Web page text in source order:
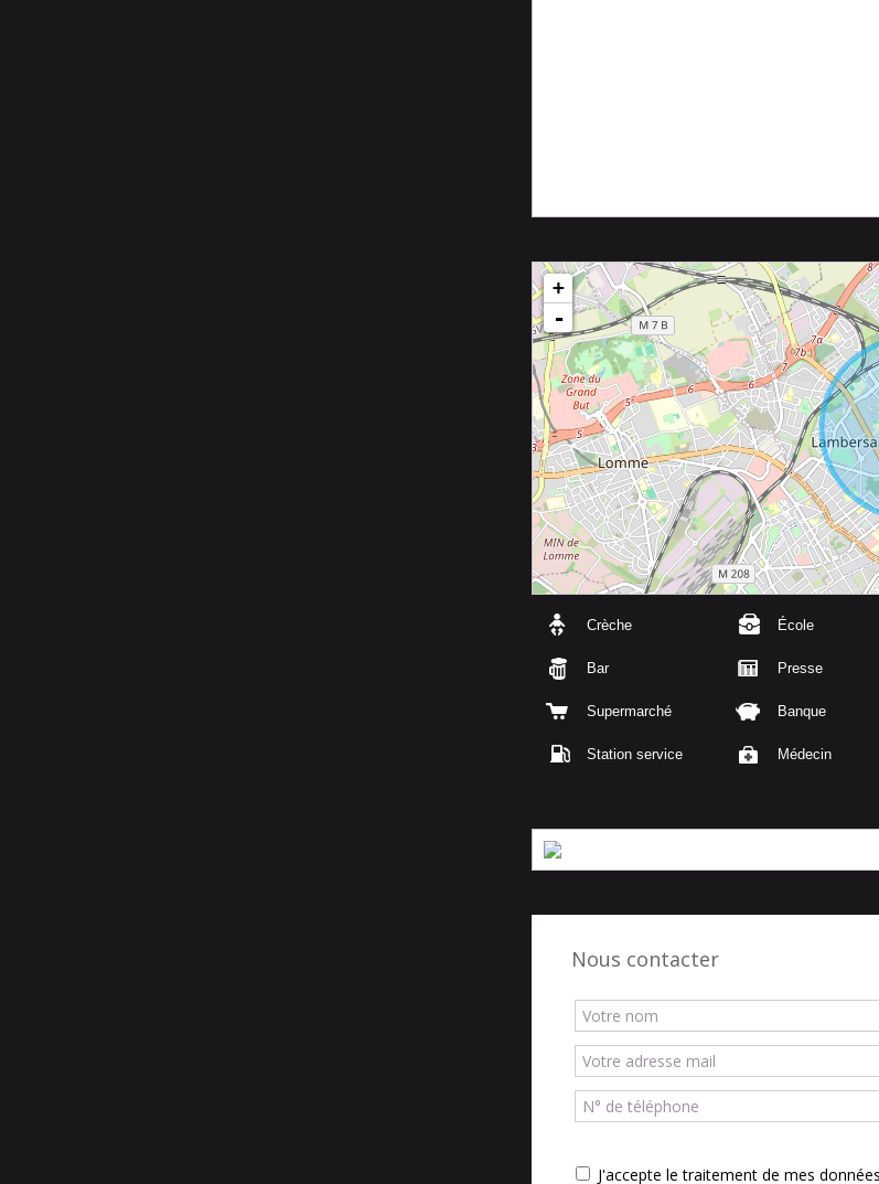
+
-
Crèche École
Bar Presse
Supermarché Banque
Station service Médecin
Nous contacter
J'accepte le traitement de mes